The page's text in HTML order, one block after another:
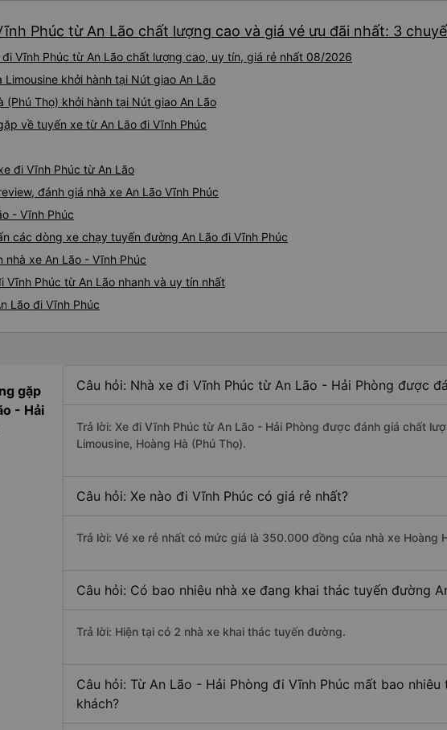
Phúc từ An Lão chất lượng cao và giá vé ưu đãi nhất: 3
Vĩnh Phúc từ An Lão chất lượng cao, uy tín, giá rẻ nhất 08/2026
Limousine khởi hành tại Nút giao An Lão
(Phú Thọ) khởi hành tại Nút giao An Lão
về tuyến xe từ An Lão đi Vĩnh Phúc
đi Vĩnh Phúc từ An Lão
đánh giá nhà xe An Lão Vĩnh Phúc
- Vĩnh Phúc
các dòng xe chạy tuyến đường An Lão đi Vĩnh Phúc
xe An Lão - Vĩnh Phúc
Vĩnh Phúc từ An Lão nhanh và uy tín nhất
Lão đi Vĩnh Phúc
gặp
- Hải
Câu hỏi: Nhà xe đi Vĩnh Phúc từ An Lão - Hải Phòng được
Trả lời: Xe đi Vĩnh Phúc từ An Lão - Hải Phòng được đánh giá chất
Limousine, Hoàng Hà (Phú Thọ).
Câu hỏi: Xe nào đi Vĩnh Phúc có giá rẻ nhất?
Trả lời: Vé xe rẻ nhất có mức giá là 350.000 đồng của nhà xe Hoàng
Câu hỏi: Có bao nhiêu nhà xe đang khai thác tuyến đường
Trả lời: Hiện tại có 2 nhà xe khai thác tuyến đường.
Câu hỏi: Từ An Lão - Hải Phòng đi Vĩnh Phúc mất bao
khách?